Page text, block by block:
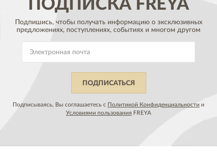
ПОДПИСКА FREYA
Подпишись, чтобы получать информацию о эксклюзивных
предложениях, поступлениях, событиях и многом другом
ПОДПИСАТЬСЯ
Подписываясь, Вы соглашаетесь с Политикой Конфиденциальности и
Условиями пользования FREYA